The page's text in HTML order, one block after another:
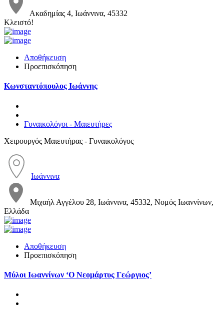
Ακαδημίας 4, Ιωάννινα, 45332
Κλειστό!
Αποθήκευση
Προεπισκόπηση
Κωνσταντόπουλος Ιωάννης
Γυναικολόγοι - Μαιευτήρες
Χειρουργός Μαιευτήρας - Γυναικολόγος
Ιωάννινα
Μιχαήλ Αγγέλου 28, Ιωάννινα, 45332, Νομός Ιωαννίνων,
Ελλάδα
Αποθήκευση
Προεπισκόπηση
Μύλοι Ιωαννίνων ‘Ο Νεομάρτυς Γεώργιος’